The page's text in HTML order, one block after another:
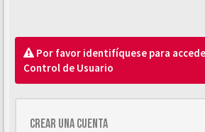
Por favor identifíquese para
Control de Usuario
Crear una cuenta